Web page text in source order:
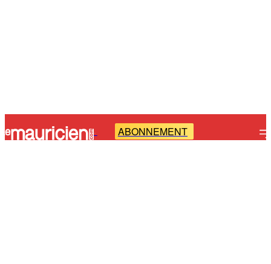
- ABONNEMENT